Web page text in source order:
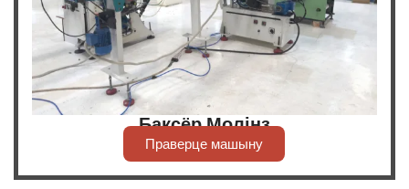
Баксёр Молінз
Праверце машыну